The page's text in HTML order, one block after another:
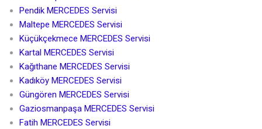
Pendik MERCEDES Servisi
Maltepe MERCEDES Servisi
Küçükçekmece MERCEDES Servisi
Kartal MERCEDES Servisi
Kağıthane MERCEDES Servisi
Kadıköy MERCEDES Servisi
Güngören MERCEDES Servisi
Gaziosmanpaşa MERCEDES Servisi
Fatih MERCEDES Servisi